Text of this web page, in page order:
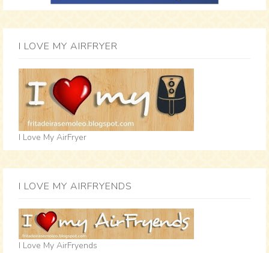
I LOVE MY AIRFRYER
I Love My AirFryer
I LOVE MY AIRFRYENDS
I Love My AirFryends